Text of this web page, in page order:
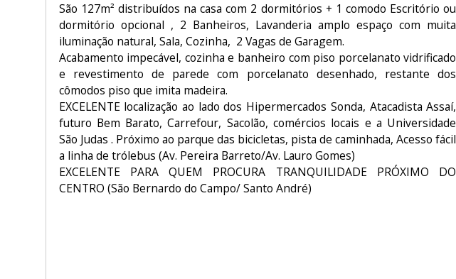
São 127m² distribuídos na casa com 2 dormitórios + 1 comodo Escritório ou
dormitório opcional , 2 Banheiros, Lavanderia amplo espaço com muita
iluminação natural, Sala, Cozinha, 2 Vagas de Garagem.
Acabamento impecável, cozinha e banheiro com piso porcelanato vidrificado
e revestimento de parede com porcelanato desenhado, restante dos
cômodos piso que imita madeira.
EXCELENTE localização ao lado dos Hipermercados Sonda, Atacadista Assaí,
futuro Bem Barato, Carrefour, Sacolão, comércios locais e a Universidade
São Judas . Próximo ao parque das bicicletas, pista de caminhada, Acesso fácil
a linha de trólebus (Av. Pereira Barreto/Av. Lauro Gomes)
EXCELENTE PARA QUEM PROCURA TRANQUILIDADE PRÓXIMO DO
CENTRO (São Bernardo do Campo/ Santo André)